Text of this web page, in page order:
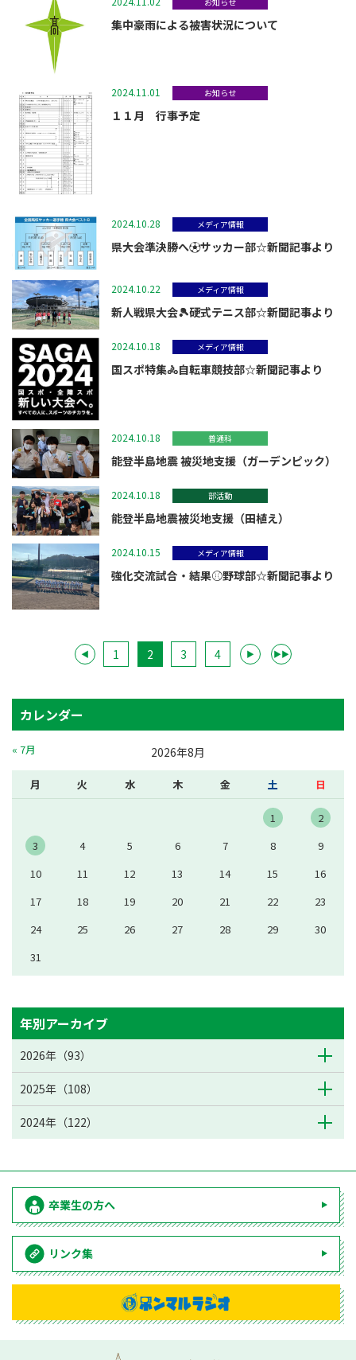
集中豪雨による被害状況について
2024.11.01 お知らせ
１１月 行事予定
2024.10.28 メディア情報
県大会準決勝へ⚽サッカー部☆新聞記事より
2024.10.22 メディア情報
新人戦県大会🎾硬式テニス部☆新聞記事より
2024.10.18 メディア情報
国スポ特集🚴自転車競技部☆新聞記事より
2024.10.18 普通科
能登半島地震 被災地支援（ガーデンピック）
2024.10.18 部活動
能登半島地震被災地支援（田植え）
2024.10.15 メディア情報
強化交流試合・結果⚾野球部☆新聞記事より
◀ 1 2 3 4 ▶ ▶▶
カレンダー
2026年8月
月 火 水 木 金 土 日
1
2
3
4 5 6 7 8
9
10
11 12 13 14 15
16
17
18 19 20 21 22
23
24
25 26 27 28 29
30
31
« 7月
年別アーカイブ
2026年（93）
2025年（108）
2024年（122）
卒業生の方へ
リンク集